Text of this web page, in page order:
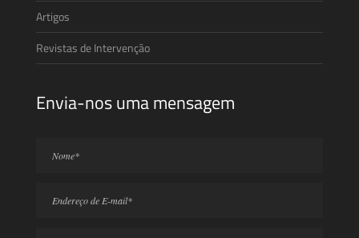
Artigos
Revistas de Intervenção
Envia-nos uma mensagem